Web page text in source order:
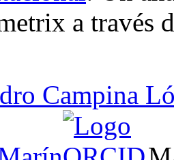
a través
Campina